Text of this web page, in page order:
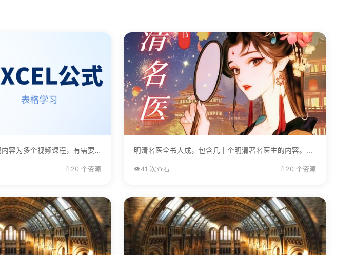
Excel公式学习课程，专题内容为多个视频课程，有需要的自己下载学习。...
📎 20 个资源
明清名医全书大成，包含几十个明清著名医生的内容。...
👁️41 次查看 📎 20 个资源